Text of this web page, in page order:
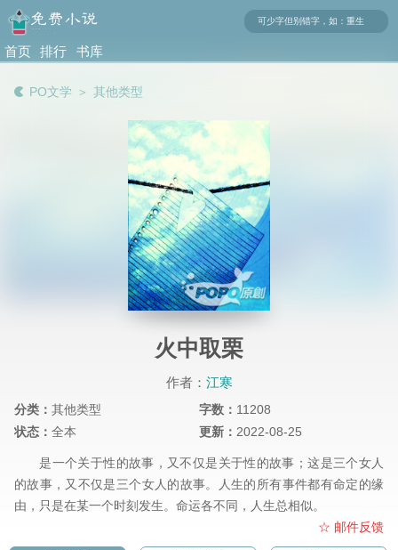
首页
排行
书库
PO文学 ＞ 其他类型
火中取栗
作者： 江寒
分类： 其他类型 字数： 11208
状态： 全本 更新： 2022-08-25
是一个关于性的故事，又不仅是关于性的故事；这是三个女人
的故事，又不仅是三个女人的故事。人生的所有事件都有命定的缘
由，只是在某一个时刻发生。命运各不同，人生总相似。
☆ 邮件反馈